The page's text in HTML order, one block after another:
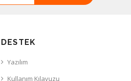
DESTEK
Yazılım
Kullanım Kılavuzu